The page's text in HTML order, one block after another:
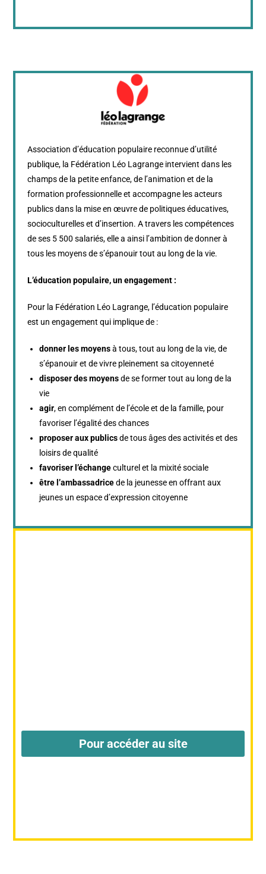
Association d’éducation populaire reconnue d’utilité
publique, la Fédération Léo Lagrange intervient dans les
champs de la petite enfance, de l’animation et de la
formation professionnelle et accompagne les acteurs
publics dans la mise en œuvre de politiques éducatives,
socioculturelles et d’insertion. A travers les compétences
de ses 5 500 salariés, elle a ainsi l’ambition de donner à
tous les moyens de s’épanouir tout au long de la vie.
L’éducation populaire, un engagement :
Pour la Fédération Léo Lagrange, l’éducation populaire
est un engagement qui implique de :
donner les moyensà tous, tout au long de la vie, de
s’épanouir et de vivre pleinement sa citoyenneté
disposer des moyensde se former tout au long de la
vie
agir, en complément de l’école et de la famille, pour
favoriser l’égalité des chances
proposer aux publicsde tous âges des activités et des
loisirs de qualité
favoriser l’échangeculturel et la mixité sociale
être l’ambassadricede la jeunesse en offrant aux
jeunes un espace d’expression citoyenne
Pour accéder au site